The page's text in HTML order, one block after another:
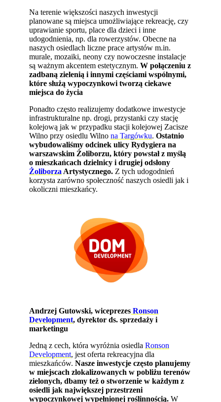
Na terenie większości naszych inwestycji
planowane są miejsca umożliwiające rekreację, czy
uprawianie sportu, place dla dzieci i inne
udogodnienia, np. dla rowerzystów. Obecne na
naszych osiedlach liczne prace artystów m.in.
murale, mozaiki, neony czy nowoczesne instalacje
są ważnym akcentem estetycznym.W połączeniu z
zadbaną zielenią i innymi częściami wspólnymi,
które służą wypoczynkowi tworzą ciekawe
miejsca do życia
Ponadto często realizujemy dodatkowe inwestycje
infrastrukturalne np. drogi, przystanki czy stację
kolejową jak w przypadku stacji kolejowej Zacisze
Wilno przy osiedlu Wilnona Targówku.Ostatnio
wybudowaliśmy odcinek ulicy Rydygiera na
warszawskim Żoliborzu, który powstał z myślą
o mieszkańcach dzielnicy i drugiej odsłony
Żoliborza Artystycznego. Z tych udogodnień
korzysta zarówno społeczność naszych osiedli jak i
okoliczni mieszkańcy.
Andrzej Gutowski, wiceprezes Ronson
Development, dyrektor ds. sprzedaży i
marketingu
Jedną z cech, która wyróżnia osiedlaRonson
Development, jest oferta rekreacyjna dla
mieszkańców. Nasze inwestycje często planujemy
w miejscach zlokalizowanych w pobliżu terenów
zielonych, dbamy też o stworzenie w każdym z
osiedli jak największej przestrzeni
wypoczynkowej wypełnionej roślinnością. W